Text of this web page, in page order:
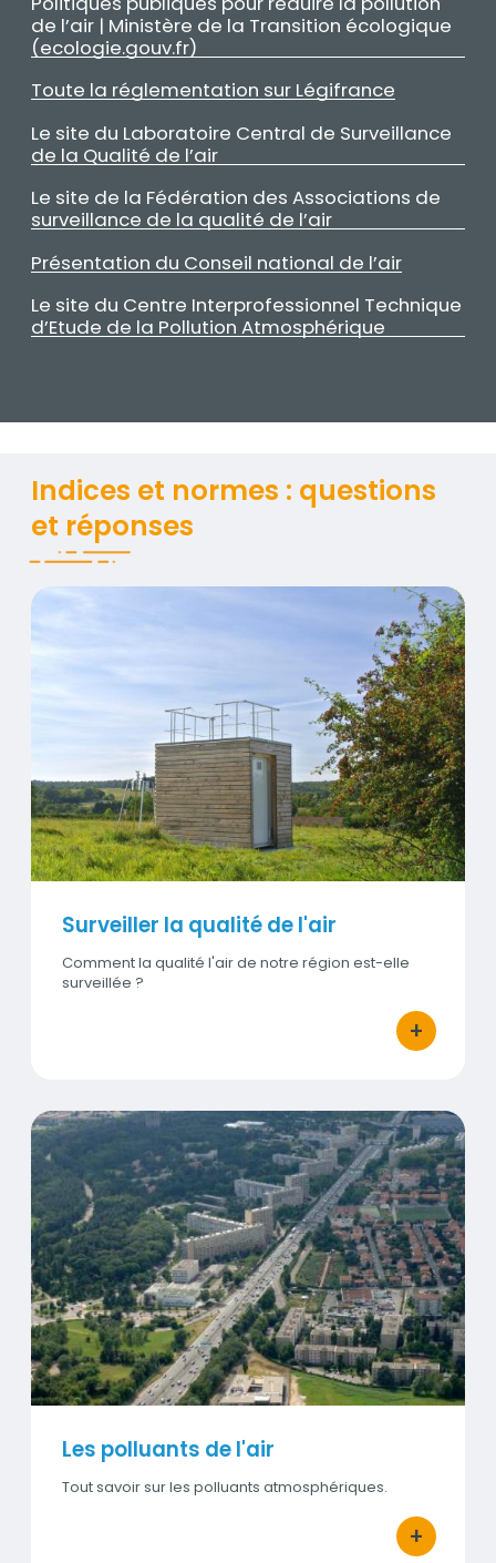
de l’air | Ministère de la Transition écologique
(ecologie.gouv.fr)
Toute la réglementation sur Légifrance
Le site du Laboratoire Central de Surveillance
de la Qualité de l’air
Le site de la Fédération des Associations de
surveillance de la qualité de l’air
Présentation du Conseil national de l’air
Le site du Centre Interprofessionnel Technique
d’Etude de la Pollution Atmosphérique
Titre
Indices et normes : questions
et réponses
Contenus
Surveiller la qualité de l'air
Surveiller la qualité de l'air
Comment la qualité l'air de notre région est-elle
surveillée ?
+
bouton
Les polluants de l'air
Visuel
Les polluants de l'air
Tout savoir sur les polluants atmosphériques.
+
bouton